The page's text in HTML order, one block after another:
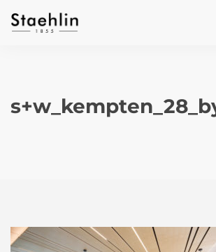
LEASING